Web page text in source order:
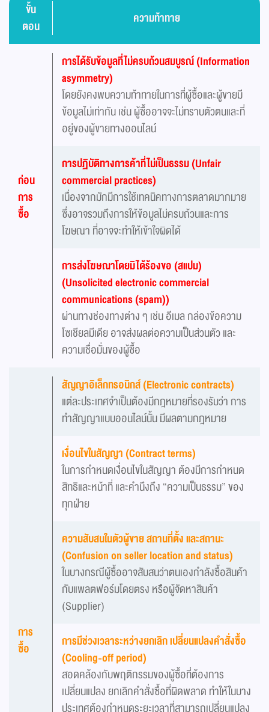
ขั้น
ตอน
ความท้าทาย
ก่อน
การ
ซื้อ
การได้รับข้อมูลที่ไม่ครบถ้วนสมบูรณ์ (Information
asymmetry)
โดยยังคงพบความท้าทายในการที่ผู้ซื้อและผู้ขายมี
ข้อมูลไม่เท่ากัน เช่น ผู้ซื้ออาจจะไม่ทราบตัวตนและที่
อยู่ของผู้ขายทางออนไลน์
การปฏิบัติทางการค้าที่ไม่เป็นธรรม (Unfair
commercial practices)
เนื่องจากมักมีการใช้เทคนิคทางการตลาดมากมาย
ซึ่งอาจรวมถึงการให้ข้อมูลไม่ครบถ้วนและการ
โฆษณา ที่อาจจะทำให้เข้าใจผิดได้
การส่งโฆษณาโดยมิได้ร้องขอ (สแปม)
(Unsolicited electronic commercial
communications (spam))
ผ่านทางช่องทางต่าง ๆ เช่น อีเมล กล่องข้อความ
โซเชียลมีเดีย อาจส่งผลต่อความเป็นส่วนตัว และ
ความเชื่อมั่นของผู้ซื้อ
การ
ซื้อ
สัญญาอิเล็กทรอนิกส์ (Electronic contracts)
แต่ละประเทศจำเป็นต้องมีกฎหมายที่รองรับว่า การ
ทำสัญญาแบบออนไลน์นั้น มีผลตามกฎหมาย
เงื่อนไขในสัญญา (Contract terms)
ในการกำหนดเงื่อนไขในสัญญา ต้องมีการกำหนด
สิทธิและหน้าที่ และคำนึงถึง “ความเป็นธรรม” ของ
ทุกฝ่าย
ความสับสนในตัวผู้ขาย สถานที่ตั้ง และสถานะ
(Confusion on seller location and status)
ในบางกรณีผู้ซื้ออาจสับสนว่าตนเองกำลังซื้อสินค้า
กับแพลตฟอร์มโดยตรง หรือผู้จัดหาสินค้า
(Supplier)
การมีช่วงเวลาระหว่างยกเลิก เปลี่ยนแปลงคำสั่งซื้อ
(Cooling-off period)
สอดคล้องกับพฤติกรรมของผู้ซื้อที่ต้องการ
เปลี่ยนแปลง ยกเลิกคำสั่งซื้อที่ผิดพลาด ทำให้ในบาง